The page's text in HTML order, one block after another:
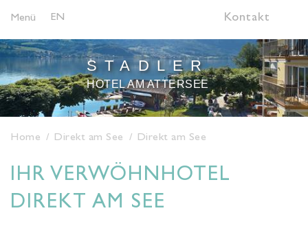
STADLER
HOTEL AM ATTERSEE
Home Direkt am See Direkt am See
IHR VERWÖHNHOTEL
DIREKT AM SEE
Menü EN Kontakt